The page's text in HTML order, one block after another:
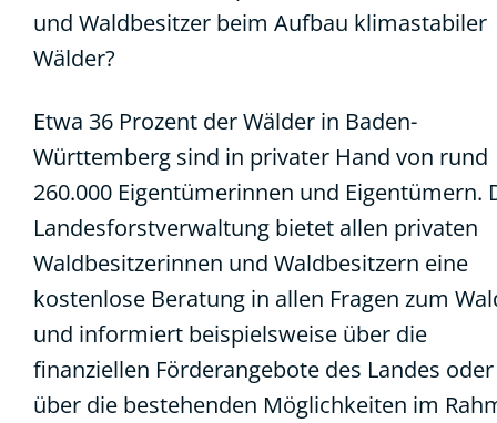
und Waldbesitzer beim Aufbau klimastabiler
Wälder?
Etwa 36 Prozent der Wälder in Baden-
Württemberg sind in privater Hand von rund
260.000 Eigentümerinnen und Eigentümern.
Landesforstverwaltung bietet allen privaten
Waldbesitzerinnen und Waldbesitzern eine
kostenlose Beratung in allen Fragen zum
und informiert beispielsweise über die
finanziellen Förderangebote des Landes oder
über die bestehenden Möglichkeiten im